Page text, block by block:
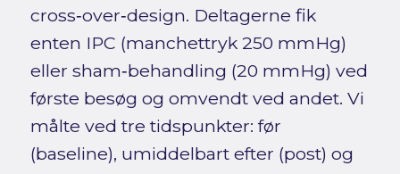
cross‑over‑design. Deltagerne fik
enten IPC (manchettryk 250 mmHg)
eller sham‑behandling (20 mmHg) ved
første besøg og omvendt ved andet. Vi
målte ved tre tidspunkter: før
(baseline), umiddelbart efter (post) og